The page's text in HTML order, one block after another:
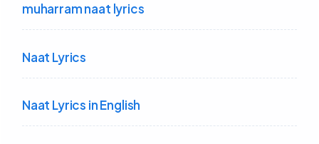
muharram naat lyrics
Naat Lyrics
Naat Lyrics in English